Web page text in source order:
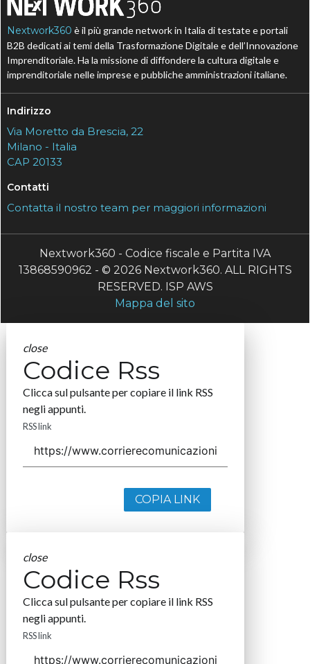
Nextwork360 è il più grande network in Italia di testate e portali
B2B dedicati ai temi della Trasformazione Digitale e dell’Innovazione
Imprenditoriale. Ha la missione di diffondere la cultura digitale e
imprenditoriale nelle imprese e pubbliche amministrazioni italiane.
Indirizzo
Via Moretto da Brescia, 22
Milano - Italia
CAP 20133
Contatti
Contatta il nostro team per maggiori informazioni
Nextwork360 - Codice fiscale e Partita IVA
13868590962 - © 2026 Nextwork360. ALL RIGHTS
RESERVED. ISP AWS
Mappa del sito
close
Codice Rss
Clicca sul pulsante per copiare il link RSS
negli appunti.
RSS link
COPIA LINK
close
Codice Rss
Clicca sul pulsante per copiare il link RSS
negli appunti.
RSS link